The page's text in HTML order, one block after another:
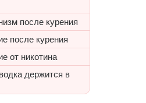
после курения
после курения
от никотина
держится в